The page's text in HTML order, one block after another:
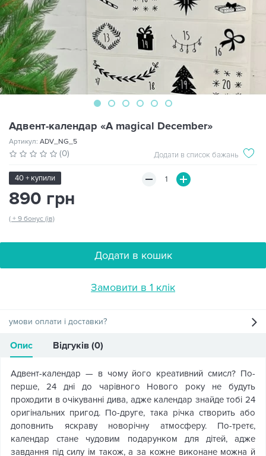
Адвент-календар «A magical December»
Артикул: ADV_NG_5
(0) Додати в список бажань
40 + купили
890 грн
( + 9 бонус (ів)
Додати в кошик
Замовити в 1 клік
умови оплати і доставки?
Опис Відгуків (0)
Адвент-календар — в чому його креативний смисл? По-
перше, 24 дні до чарівного Нового року не будуть
проходити в очікуванні дива, адже календар знайде тобі 24
оригінальних пригод. По-друге, така річка створить або
доповнить яскраву новорічну атмосферу. По-третє,
календар стане чудовим подарунком для дітей, адже
завдання під силу ім також, а за кожне виконане можна й